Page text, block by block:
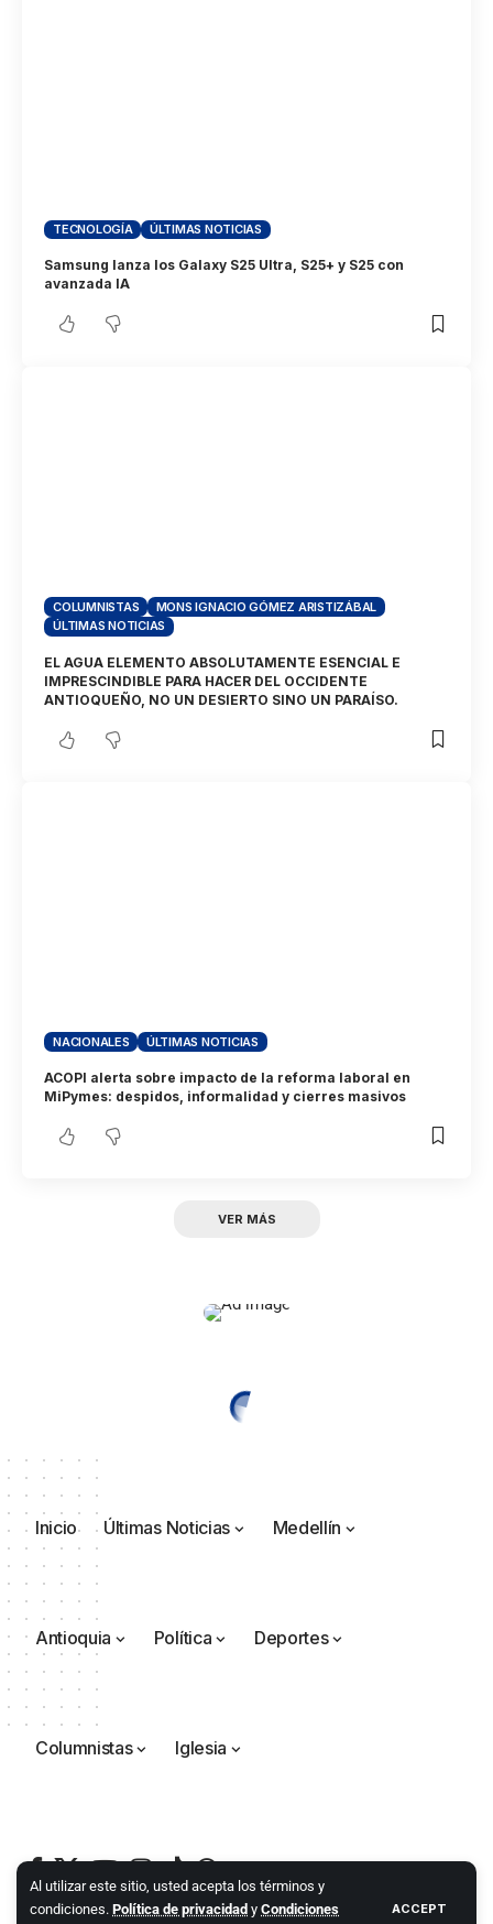
Al utilizar este sitio, usted acepta los términos y
condiciones. Política de privacidad y Condiciones ACCEPT
TECNOLOGÍA ÚLTIMAS NOTICIAS
Samsung lanza los Galaxy S25 Ultra, S25+ y S25 con
avanzada IA
COLUMNISTAS
MONS IGNACIO GÓMEZ ARISTIZÁBAL
ÚLTIMAS NOTICIAS
EL AGUA ELEMENTO ABSOLUTAMENTE ESENCIAL E
IMPRESCINDIBLE PARA HACER DEL OCCIDENTE
ANTIOQUEÑO, NO UN DESIERTO SINO UN PARAÍSO.
NACIONALES ÚLTIMAS NOTICIAS
ACOPI alerta sobre impacto de la reforma laboral en
MiPymes: despidos, informalidad y cierres masivos
VER MÁS
Inicio Últimas Noticias Medellín
Antioquia Política Deportes
Columnistas Iglesia